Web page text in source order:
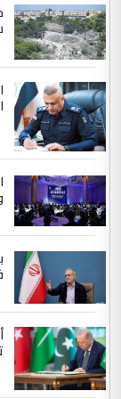
سردار
التعليق :
جنسية
ابا فرات ...
الموضوع :
مضجعيك
سردار
التعليق
جنسية
الموضوع :
مضجعيك